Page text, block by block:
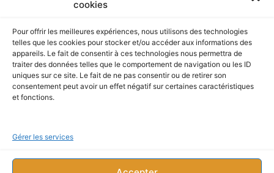
cookies
Pour offrir les meilleures expériences, nous utilisons des technologies
telles que les cookies pour stocker et/ou accéder aux informations des
appareils. Le fait de consentir à ces technologies nous permettra de
traiter des données telles que le comportement de navigation ou les ID
uniques sur ce site. Le fait de ne pas consentir ou de retirer son
consentement peut avoir un effet négatif sur certaines caractéristiques
et fonctions.
Gérer les services
Comment comprendre autrui en se comprenant soi-
même 02/06/2022
Je recherche
e